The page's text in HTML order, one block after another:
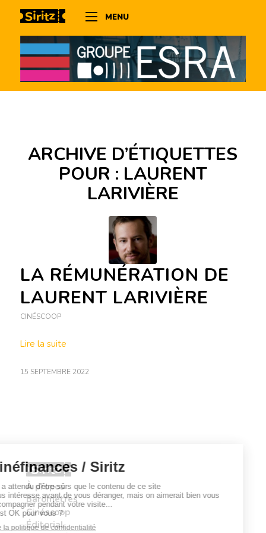
MENU
ARCHIVE D’ÉTIQUETTES
POUR : LAURENT
LARIVIÈRE
LA RÉMUNÉRATION DE
LAURENT LARIVIÈRE
CINÉSCOOP
Lire la suite
15 SEPTEMBRE 2022
À propos
Baromètres
Cinéscoop
Éditorial